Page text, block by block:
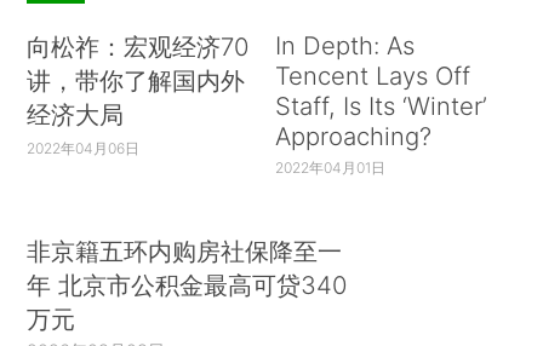
向松祚：宏观经济70
讲，带你了解国内外
经济大局
2022年04月06日
In Depth: As
Tencent Lays Off
Staff, Is Its ‘Winter’
Approaching?
2022年04月01日
非京籍五环内购房社保降至一
年 北京市公积金最高可贷340
万元